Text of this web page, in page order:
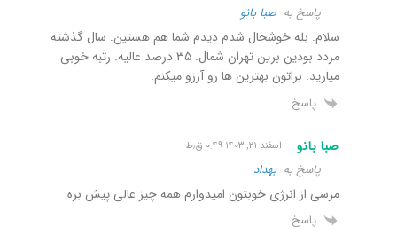
پاسخ به صبا بانو
سلام. بله خوشحال شدم دیدم شما هم هستین. سال گذشته
مردد بودین برین تهران شمال. ۳۵ درصد عالیه. رتبه خوبی
میارید. براتون بهترین ها رو آرزو میکنم.
پاسخ
صبا بانو اسفند ۲۱, ۱۴۰۳ ۰:۴۹ ق٫ظ
پاسخ بهبهداد
مرسی از انرژی خوبتون امیدوارم همه چیز عالی پیش بره
پاسخ